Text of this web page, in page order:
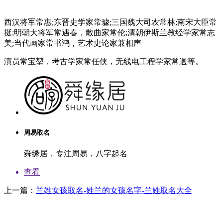
西汉将军常惠;东晋史学家常璩;三国魏大司农常林;南宋大臣常
挺;明朝大将军常遇春，散曲家常伦;清朝伊斯兰教经学家常志
美;当代画家常书鸿，艺术史论家兼相声
演员常宝堃，考古学家常任侠，无线电工程学家常迥等。
周易取名
舜缘居，专注周易，八字起名
查看
上一篇： 兰姓女孩取名-姓兰的女孩名字-兰姓取名大全